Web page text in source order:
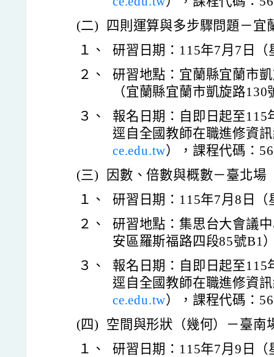
(二)
四則運算與多步驟問題－宜
１、
研習日期：115年7月7日（
２、
研習地點：宜蘭縣宜蘭市
（宜蘭縣宜蘭市凱旋路130
３、
報名日期：自即日起至
逕自全國教師在職進修資
ce.edu.tw），課程代碼：
(三)
因數、倍數與概數－臺北場
１、
研習日期：115年7月8日（
２、
研習地點：集思台大會議
安區羅斯福路四段85號B1
３、
報名日期：自即日起至
逕自全國教師在職進修資
ce.edu.tw），課程代碼：
(四)
空間與形狀（幾何）－臺南
１、
研習日期：115年7月9日（